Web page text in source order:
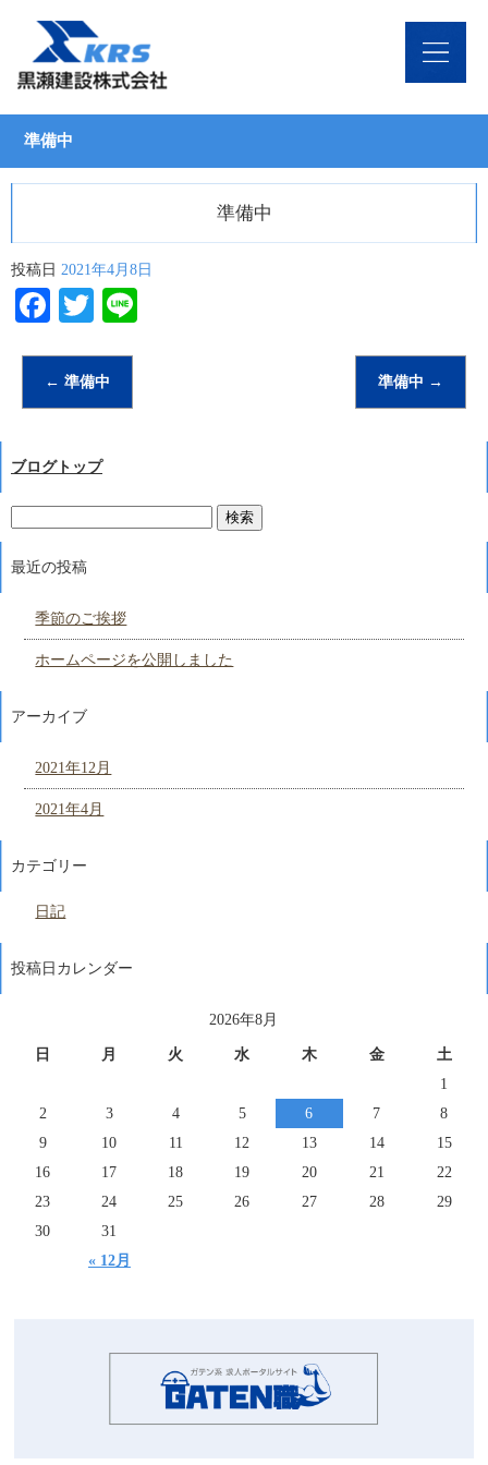
準備中
準備中
投稿日 2021年4月8日
Facebook
Twitter
← 準備中 準備中 →
ブログトップ
最近の投稿
季節のご挨拶
ホームページを公開しました
アーカイブ
2021年12月
2021年4月
カテゴリー
日記
投稿日カレンダー
2026年8月
日 月 火 水 木 金 土
« 12月
1
2
3 4 5 6 7
8
9
10 11 12 13 14
15
16
17 18 19 20 21
22
23
24 25 26 27 28
29
30
31